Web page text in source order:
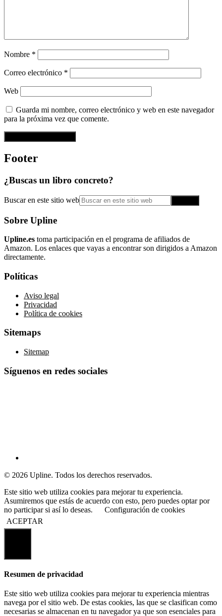
Nombre *
Correo electrónico *
Web
Guarda mi nombre, correo electrónico y web en este navegador
para la próxima vez que comente.
Footer
¿Buscas un libro concreto?
Buscar en este sitio web
Sobre Upline
Upline.es toma participación en el programa de afiliados de
Amazon. Los enlaces que vayas a encontrar son dirigidos a Amazon
directamente.
Políticas
Aviso legal
Privacidad
Política de cookies
Sitemaps
Sitemap
Síguenos en redes sociales
© 2026 Upline. Todos los derechos reservados.
Este sitio web utiliza cookies para mejorar tu experiencia.
Asumiremos que estás de acuerdo con esto, pero puedes optar por
no participar si así lo deseas.
Configuración de cookies
ACEPTAR
Resumen de privacidad
Este sitio web utiliza cookies para mejorar tu experiencia mientras
navega por el sitio web. De estas cookies, las que se clasifican como
necesarias se almacenan en tu navegador ya que son esenciales para